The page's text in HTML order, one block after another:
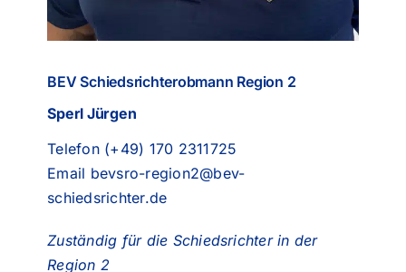
BEV Schiedsrichterobmann Region 2
Sperl Jürgen
Telefon (+49) 170 2311725
Email bevsro-region2@bev-
schiedsrichter.de
Zuständig für die Schiedsrichter in der
Region 2